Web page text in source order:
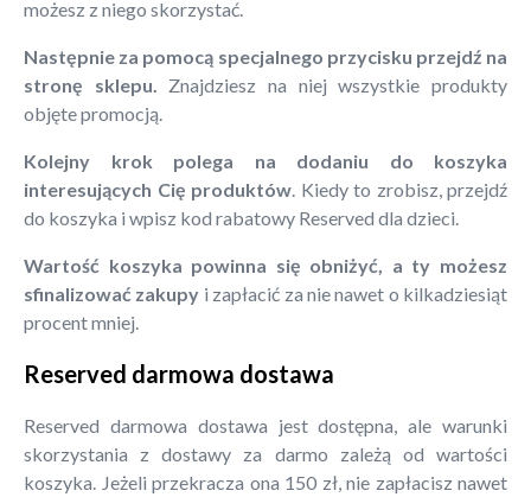
możesz z niego skorzystać.
Następnie za pomocą specjalnego przycisku przejdź na
stronę sklepu. Znajdziesz na niej wszystkie produkty
objęte promocją.
Kolejny krok polega na dodaniu do koszyka
interesujących Cię produktów . Kiedy to zrobisz, przejdź
do koszyka i wpisz kod rabatowy Reserved dla dzieci.
Wartość koszyka powinna się obniżyć, a ty możesz
sfinalizować zakupy i zapłacić za nie nawet o kilkadziesiąt
procent mniej.
Reserved darmowa dostawa
Reserved darmowa dostawa jest dostępna, ale warunki
skorzystania z dostawy za darmo zależą od wartości
koszyka. Jeżeli przekracza ona 150 zł, nie zapłacisz nawet